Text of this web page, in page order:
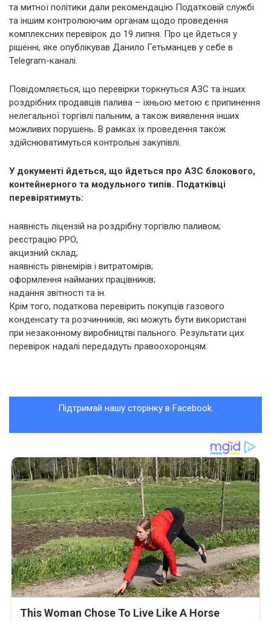
та митної політики дали рекомендацію Податковій службі
та іншим контролюючим органам щодо проведення
комплексних перевірок до 19 липня. Про це йдеться у
рішенні, яке опублікував Данило Гетьманцев у себе в
Telegram-каналі.
Повідомляється, що перевірки торкнуться АЗС та інших
роздрібних продавців палива – їхньою метою є припинення
нелегальної торгівлі пальним, а також виявлення інших
можливих порушень. В рамках їх проведення також
здійснюватимуться контрольні закупівлі.
У документі йдеться, що йдеться про АЗС блокового,
контейнерного та модульного типів. Податківці
перевірятимуть:
наявність ліцензій на роздрібну торгівлю паливом;
реєстрацію РРО;
акцизний склад;
наявність рівнемірів і витратомірів;
оформлення найманих працівників;
надання звітності та ін.
Крім того, податкова перевірить покупців газового
конденсату та розчинників, які можуть бути використані
при незаконному виробництві пального. Результати цих
перевірок надалі передадуть правоохоронцям.
Підтримай нашу сторінку в Facebook.